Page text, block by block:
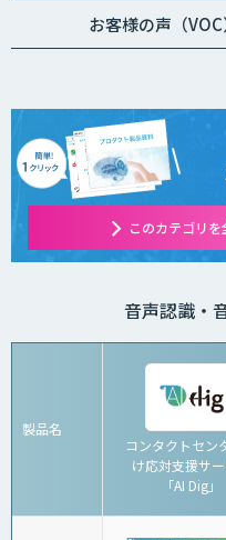
お客様の声（
このカテゴリ
音声認識・
製品名
コンタクトセン
け応対支援サ
「AI Dig」